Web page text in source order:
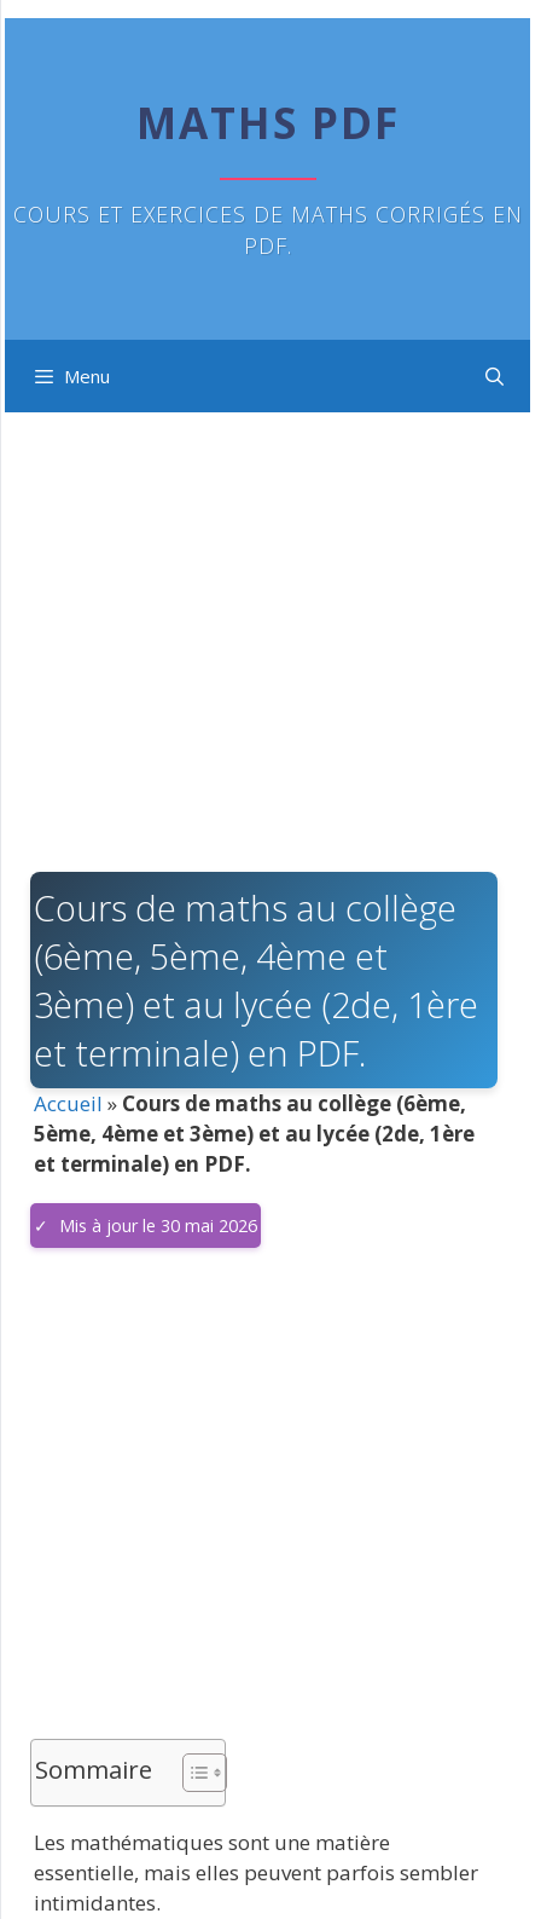
MATHS PDF
COURS ET EXERCICES DE MATHS CORRIGÉS EN
PDF.
Menu
Cours de maths au collège
(6ème, 5ème, 4ème et
3ème) et au lycée (2de, 1ère
et terminale) en PDF.
Accueil » Cours de maths au collège (6ème,
5ème, 4ème et 3ème) et au lycée (2de, 1ère
et terminale) en PDF.
Mis à jour le 30 mai 2026
Sommaire
Les mathématiques sont une matière
essentielle, mais elles peuvent parfois sembler
intimidantes.